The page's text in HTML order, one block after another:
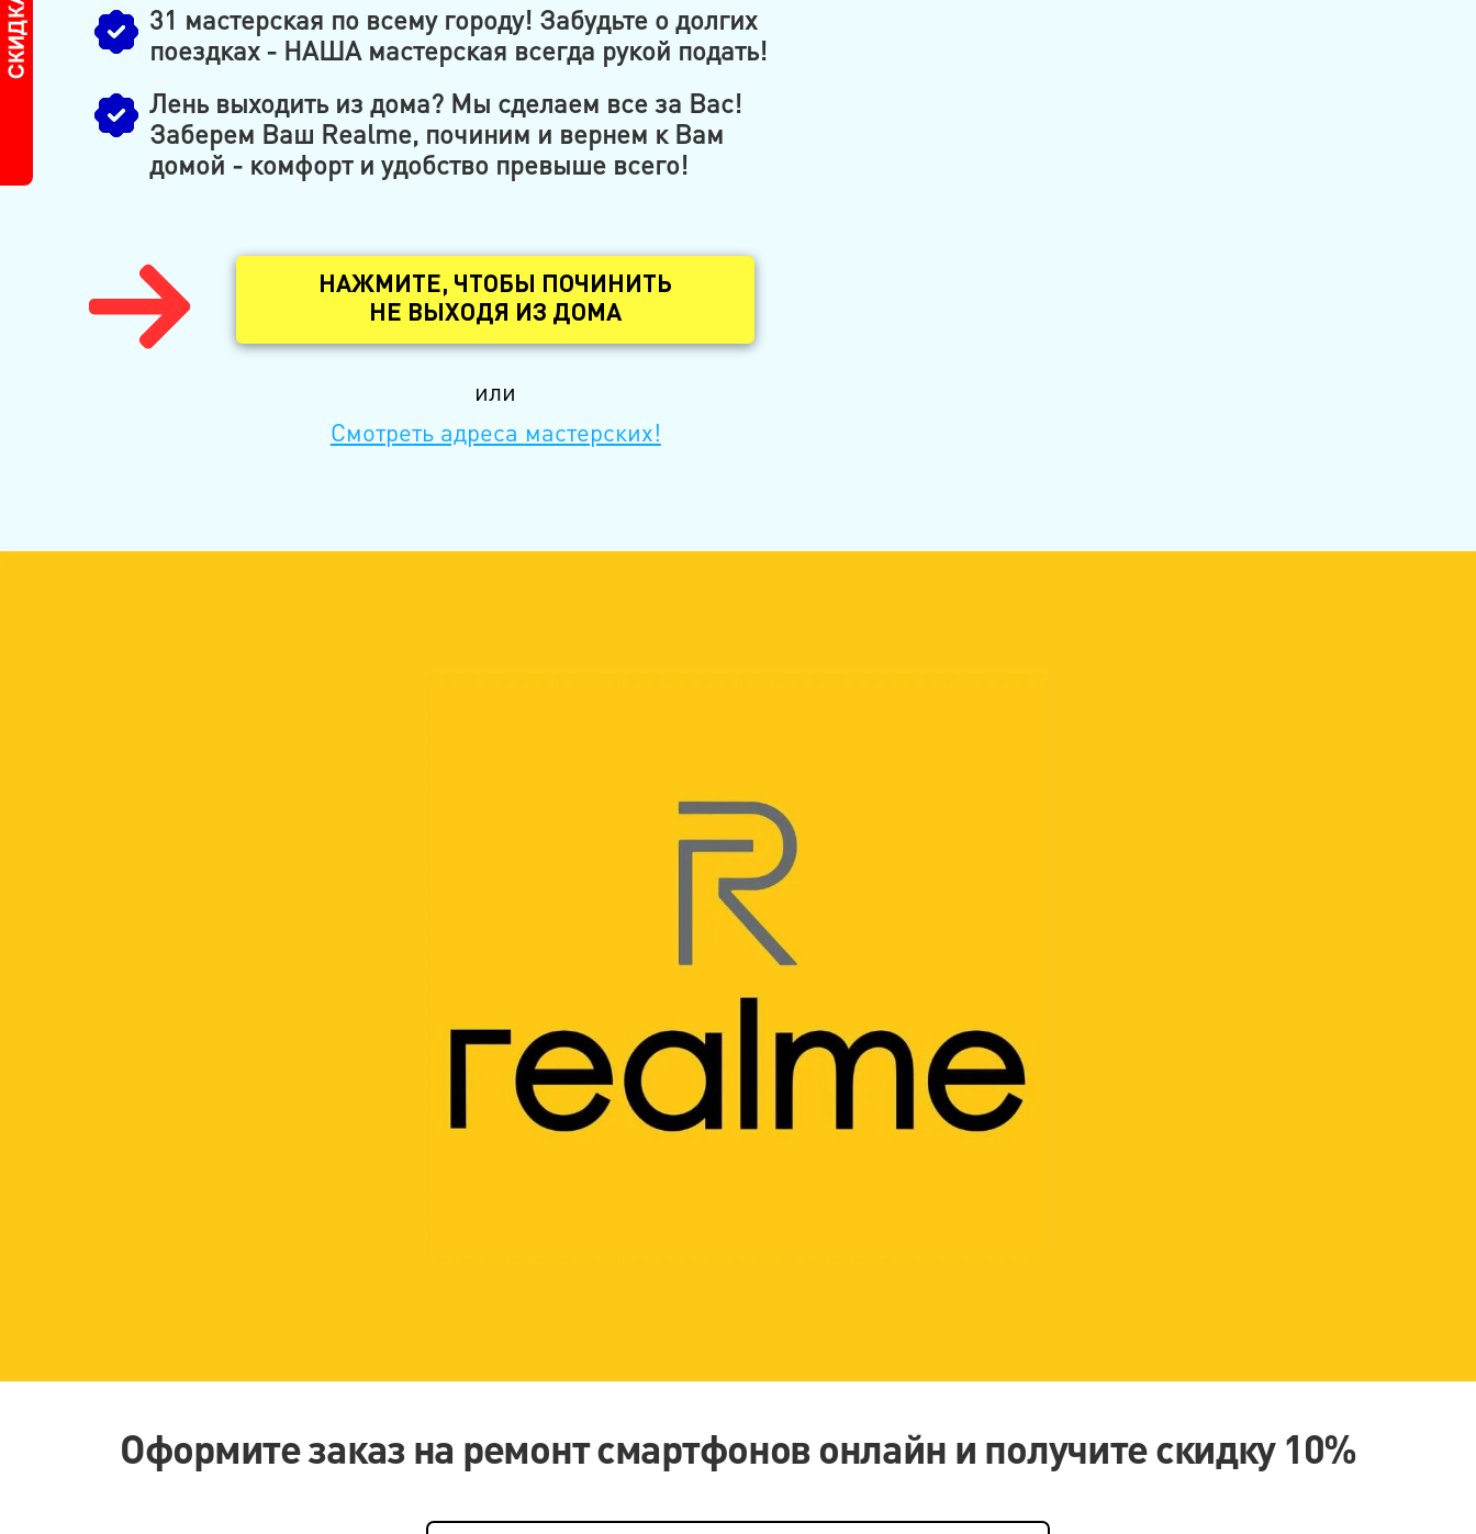
31 мастерская по всему городу! Забудьте о долгих
поездках - НАША мастерская всегда рукой подать!
Лень выходить из дома? Мы сделаем все за Вас!
Заберем Ваш Realme, починим и вернем к Вам
домой - комфорт и удобство превыше всего!
НАЖМИТЕ, ЧТОБЫ ПОЧИНИТЬ
НЕ ВЫХОДЯ ИЗ ДОМА
или
Смотреть адреса мастерских!
Оформите заказ на ремонт смартфонов онлайн и получите скидку 10%